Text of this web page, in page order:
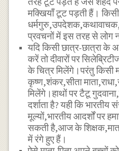
मक्खियाँ टूट पड़ती हैं। किसी
प्रवचनों में इस तरह से लोग
यदि किसी छात्र-छात्रा
करें तो दीवारों पर
के चित्र मिलेंगे।परंतु किसी
कृष्ण,शंकर,सीता
मिलेंगे।हाथों पर टैटू
दर्शाता है? यही कि
मूल्यों,भारतीय आदर्शों पर
सकती है,आज के
में रंगे हुए हैं।